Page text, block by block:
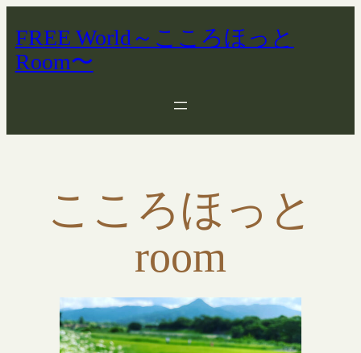
FREE World～こころほっと
Room〜
こころほっと
room